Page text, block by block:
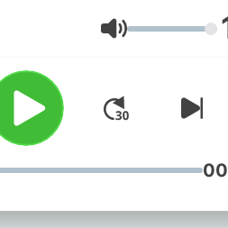
all things
music,
Milwaukee events, and
lawn care tips are
discussed—and
agreed upon.
Volumen